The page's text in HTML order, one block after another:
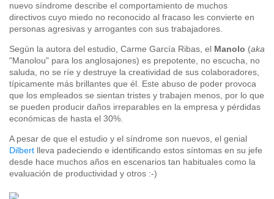
nuevo síndrome describe el comportamiento de muchos
directivos cuyo miedo no reconocido al fracaso les convierte en
personas agresivas y arrogantes con sus trabajadores.
Según la autora del estudio, Carme García Ribas, el Manolo (aka
"Manolou" para los anglosajones) es prepotente, no escucha, no
saluda, no se ríe y destruye la creatividad de sus colaboradores,
típicamente más brillantes que él. Este abuso de poder provoca
que los empleados se sientan tristes y trabajen menos, por lo que
se pueden producir daños irreparables en la empresa y pérdidas
económicas de hasta el 30%.
A pesar de que el estudio y el síndrome son nuevos, el genial
Dilbert lleva padeciendo e identificando estos síntomas en su jefe
desde hace muchos años en escenarios tan habituales como la
evaluación de productividad y otros :-)